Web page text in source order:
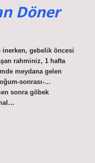
Döner
inerken, gebelik öncesi
rahminiz, 1 hafta
meydana gelen
sonrası-…
sonra göbek